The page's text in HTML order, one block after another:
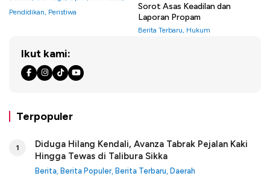
Pendidikan, Peristiwa
Sorot Asas Keadilan dan
Laporan Propam
Berita Terbaru, Hukum
Ikut kami:
Terpopuler
1
Diduga Hilang Kendali, Avanza Tabrak Pejalan Kaki
Hingga Tewas di Talibura Sikka
Berita Berita Populer, Berita Terbaru Daerah